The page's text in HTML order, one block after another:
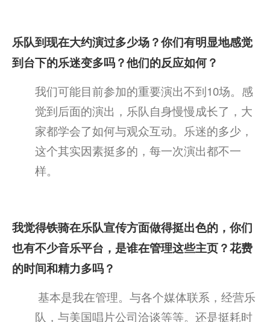
乐队到现在大约演过多少场？你们有明显地感觉
到台下的乐迷变多吗？他们的反应如何？
我们可能目前参加的重要演出不到10场。感
觉到后面的演出，乐队自身慢慢成长了，大
家都学会了如何与观众互动。乐迷的多少，
这个其实因素挺多的，每一次演出都不一
样。
我觉得铁骑在乐队宣传方面做得挺出色的，你们
也有不少音乐平台，是谁在管理这些主页？花费
的时间和精力多吗？
基本是我在管理。与各个媒体联系，经营乐
队，与美国唱片公司洽谈等等。还是挺耗时